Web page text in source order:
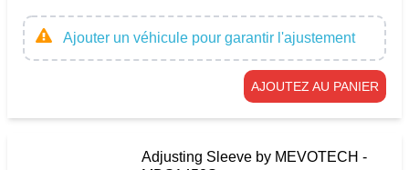
Ajouter un véhicule pour garantir l'ajustement
AJOUTEZ AU PANIER
Adjusting Sleeve by MEVOTECH -